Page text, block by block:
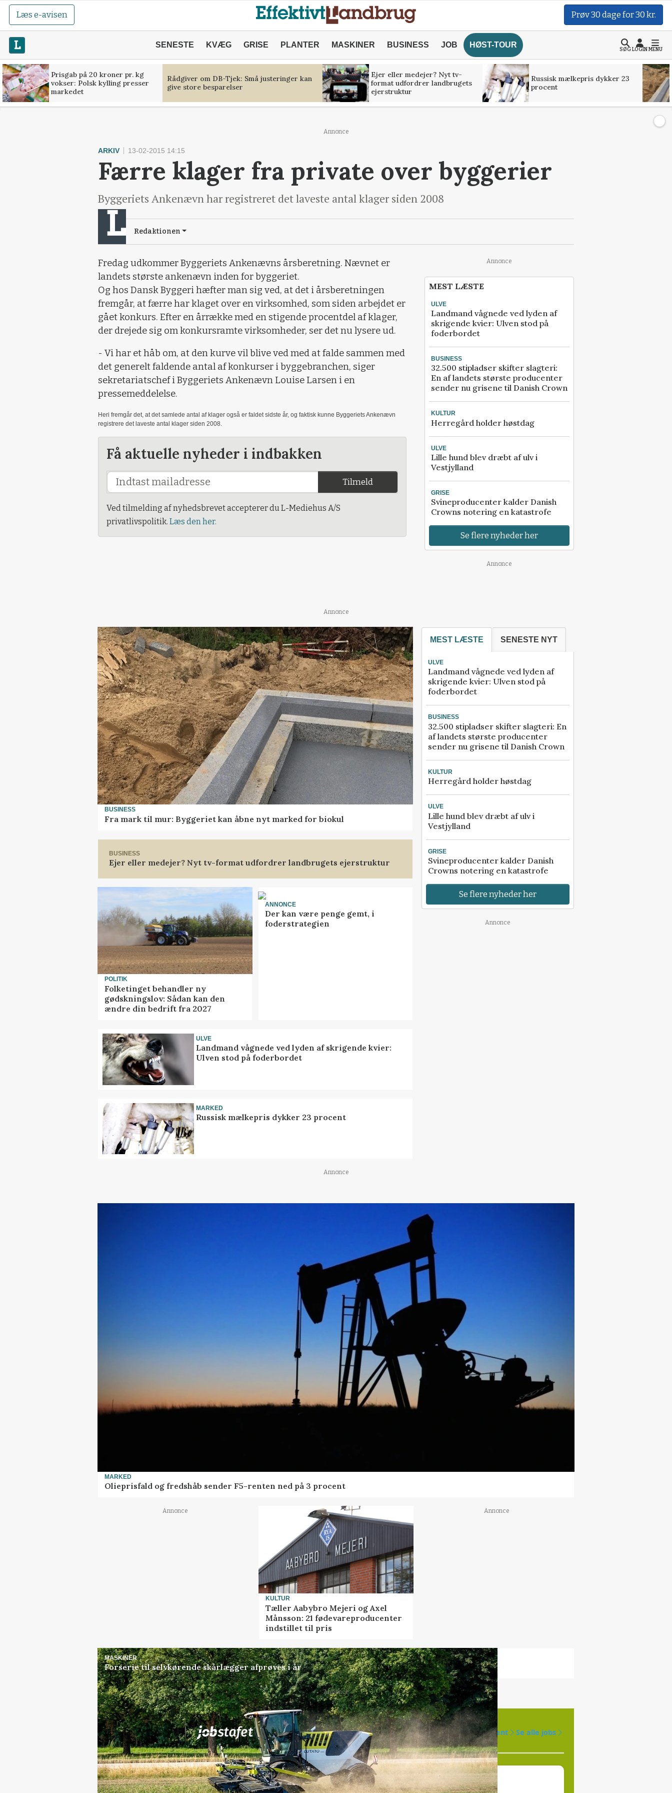
Læs e-avisen Prøv 30 dage for 30 kr.
SENESTE KVÆG GRISE PLANTER MASKINER BUSINESS JOB HØST-TOUR
SØGLOGINMENU
Prisgab på 20 kroner pr. kg
vokser: Polsk kylling presser
markedet
Rådgiver om DB-Tjek: Små justeringer kan
give store besparelser
Ejer eller medejer? Nyt tv-
format udfordrer landbrugets
ejerstruktur
Russisk mælkepris dykker 23
procent
Annonce
ARKIV 13-02-2015 14:15
Færre klager fra private over byggerier
Byggeriets Ankenævn har registreret det laveste antal klager siden 2008
Redaktionen
Fredag udkommer Byggeriets Ankenævns årsberetning. Nævnet er
landets største ankenævn inden for byggeriet.
Og hos Dansk Byggeri hæfter man sig ved, at det i årsberetningen
fremgår, at færre har klaget over en virksomhed, som siden arbejdet er
gået konkurs. Efter en årrække med en stigende procentdel af klager,
der drejede sig om konkursramte virksomheder, ser det nu lysere ud.
- Vi har et håb om, at den kurve vil blive ved med at falde sammen med
det generelt faldende antal af konkurser i byggebranchen, siger
sekretariatschef i Byggeriets Ankenævn Louise Larsen i en
pressemeddelelse.
Heri fremgår det, at det samlede antal af klager også er faldet sidste år, og faktisk kunne Byggeriets Ankenævn
registrere det laveste antal klager siden 2008.
Få aktuelle nyheder i indbakken
Tilmeld
Ved tilmelding af nyhedsbrevet accepterer du L-Mediehus A/S
privatlivspolitik. Læs den her.
Annonce
MEST LÆSTE
ULVE
Landmand vågnede ved lyden af
skrigende kvier: Ulven stod på
foderbordet
BUSINESS
32.500 stipladser skifter slagteri:
En af landets største producenter
sender nu grisene til Danish Crown
KULTUR
Herregård holder høstdag
ULVE
Lille hund blev dræbt af ulv i
Vestjylland
GRISE
Svineproducenter kalder Danish
Crowns notering en katastrofe
Se flere nyheder her
Annonce
Annonce
BUSINESS
Fra mark til mur: Byggeriet kan åbne nyt marked for biokul
BUSINESS
Ejer eller medejer? Nyt tv-format udfordrer landbrugets ejerstruktur
POLITIK
Folketinget behandler ny
gødskningslov: Sådan kan den
ændre din bedrift fra 2027
ANNONCE
Der kan være penge gemt, i
foderstrategien
ULVE
Landmand vågnede ved lyden af skrigende kvier:
Ulven stod på foderbordet
MARKED
Russisk mælkepris dykker 23 procent
MEST LÆSTE SENESTE NYT
ULVE
Landmand vågnede ved lyden af
skrigende kvier: Ulven stod på
foderbordet
BUSINESS
32.500 stipladser skifter slagteri: En
af landets største producenter
sender nu grisene til Danish Crown
KULTUR
Herregård holder høstdag
ULVE
Lille hund blev dræbt af ulv i
Vestjylland
GRISE
Svineproducenter kalder Danish
Crowns notering en katastrofe
Se flere nyheder her
Annonce
Annonce
MARKED
Olieprisfald og fredshåb sender F5-renten ned på 3 procent
Annonce
KULTUR
Tæller Aabybro Mejeri og Axel
Månsson: 21 fødevareproducenter
indstillet til pris
Annonce
MASKINER
Forserie til selvkørende skårlægger afprøves i år
Annonce
Jobsi samarbejde med 77ledige stillinger Opret agent Se alle jobs
Elevplads tilbydes ved Ringkøbing / Trainee
placement Ringkøbing
Rørlægger / håndmand søges til
dræn/entreprenørarbejde.